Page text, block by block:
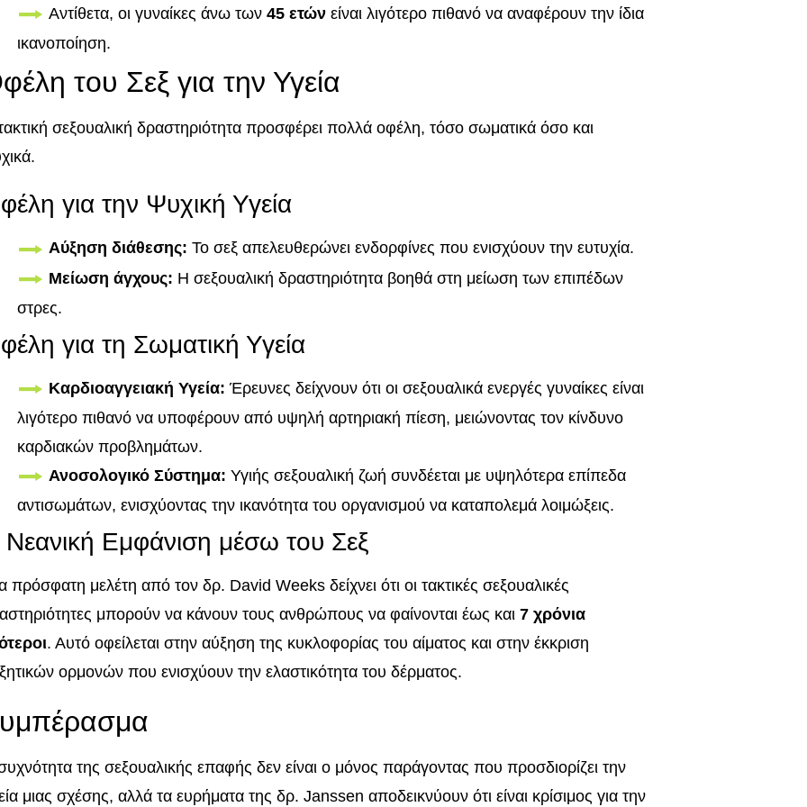
Αντίθετα, οι γυναίκες άνω των45 ετών είναι λιγότερο πιθανό να αναφέρουν την ίδια
ικανοποίηση.
του Σεξ για την Υγεία
σεξουαλική δραστηριότητα προσφέρει πολλά οφέλη, τόσο σωματικά όσο και
για την Ψυχική Υγεία
Αύξηση διάθεσης: Το σεξ απελευθερώνει ενδορφίνες που ενισχύουν την ευτυχία.
Μείωση άγχους: Η σεξουαλική δραστηριότητα βοηθά στη μείωση των επιπέδων
στρες.
για τη Σωματική Υγεία
Καρδιοαγγειακή Υγεία: Έρευνες δείχνουν ότι οι σεξουαλικά ενεργές γυναίκες είναι
λιγότερο πιθανό να υποφέρουν από υψηλή αρτηριακή πίεση, μειώνοντας τον κίνδυνο
καρδιακών προβλημάτων.
Ανοσολογικό Σύστημα: Υγιής σεξουαλική ζωή συνδέεται με υψηλότερα επίπεδα
αντισωμάτων, ενισχύοντας την ικανότητα του οργανισμού να καταπολεμά λοιμώξεις.
Εμφάνιση μέσω του Σεξ
πρόσφατη μελέτη από τον δρ. David Weeks δείχνει ότι οι τακτικές σεξουαλικές
μπορούν να κάνουν τους ανθρώπους να φαίνονται έως και7 χρόνια
. Αυτό οφείλεται στην αύξηση της κυκλοφορίας του αίματος και στην έκκριση
ορμονών που ενισχύουν την ελαστικότητα του δέρματος.
της σεξουαλικής επαφής δεν είναι ο μόνος παράγοντας που προσδιορίζει την
μιας σχέσης, αλλά τα ευρήματα της δρ. Janssen αποδεικνύουν ότι είναι κρίσιμος για την